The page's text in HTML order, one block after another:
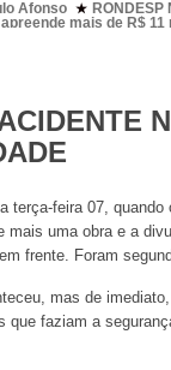
recupera Range
mais de R$
terça-feira 07,
uma obra e a
frente. Foram
mas de
faziam a